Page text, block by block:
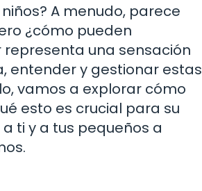
A menudo, parece
¿cómo pueden
una sensación
entender y gestionar estas
vamos a explorar cómo
esto es crucial para su
ti y a tus pequeños a